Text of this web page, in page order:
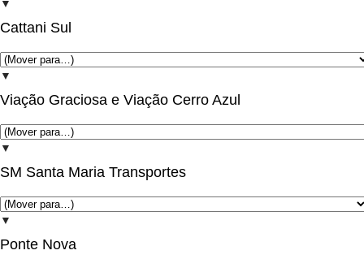
▼
Cattani Sul
▼
Viação Graciosa e Viação Cerro Azul
▼
SM Santa Maria Transportes
▼
Ponte Nova